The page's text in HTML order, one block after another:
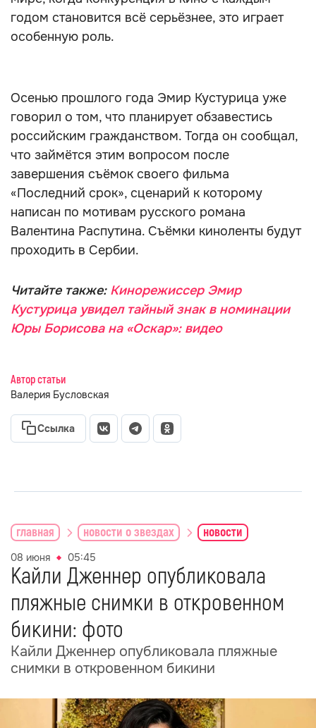
годом становится всё серьёзнее, это играет
особенную роль.
Осенью прошлого года Эмир Кустурица уже
говорил о том, что планирует обзавестись
российским гражданством. Тогда он сообщал,
что займётся этим вопросом после
завершения съёмок своего фильма
«Последний срок», сценарий к которому
написан по мотивам русского романа
Валентина Распутина. Съёмки киноленты будут
проходить в Сербии.
Читайте также: Кинорежиссер Эмир
Кустурица увидел тайный знак в номинации
Юры Борисова на «Оскар»: видео
Автор статьи
Валерия Бусловская
Ссылка
главная новости о звездах новости
08 июня 05:45
Кайли Дженнер опубликовала
пляжные снимки в откровенном
бикини: фото
Кайли Дженнер опубликовала пляжные
снимки в откровенном бикини